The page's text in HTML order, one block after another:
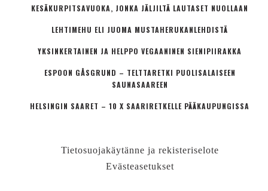
KESÄKURPITSAVUOKA, JONKA JÄLJILTÄ LAUTASET NUOLLAAN
LEHTIMEHU ELI JUOMA MUSTAHERUKANLEHDISTÄ
YKSINKERTAINEN JA HELPPO VEGAANINEN SIENIPIIRAKKA
ESPOON GÅSGRUND – TELTTARETKI PUOLISALAISEEN
SAUNASAAREEN
HELSINGIN SAARET – 10 X SAARIRETKELLE PÄÄKAUPUNGISSA
Tietosuojakäytänne ja rekisteriselote
Evästeasetukset